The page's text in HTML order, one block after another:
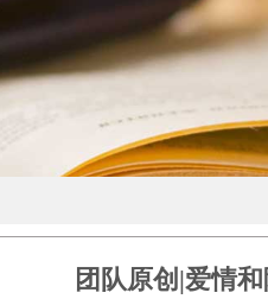
团队原创|爱情